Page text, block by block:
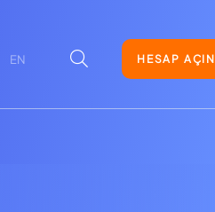
EN HESAP AÇIN